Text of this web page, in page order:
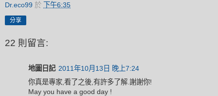
Dr.eco99 於 下午6:35
分享
22 則留言:
地圖日記 2011年10月13日 晚上7:24
你真是專家,看了之後,有許多了解.謝謝你!
May you have a good day !